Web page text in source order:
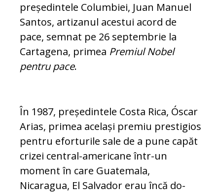
președintele Co­lumbiei, Juan Manuel
San­tos, artizanul acestui acord de
pace, semnat pe 26 sep­tembrie la
Cartagena, pri­mea Premiul Nobel
pentru pace.
În 1987, președintele Costa Rica, Óscar
Arias, primea același premiu prestigios
pen­tru efor­turile sale de a pune capăt
crizei central-americane într-un
moment în care Gua­temala,
Nicaragua, El Salvador erau încă do­